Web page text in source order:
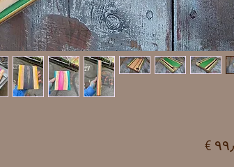
السعر